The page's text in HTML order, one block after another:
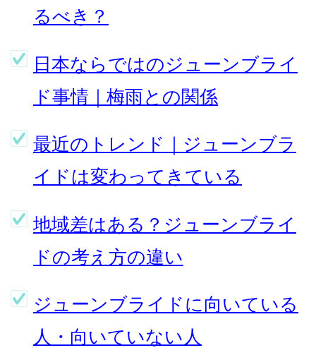
るべき？
日本ならではのジューンブライ
ド事情｜梅雨との関係
最近のトレンド｜ジューンブラ
イドは変わってきている
地域差はある？ジューンブライ
ドの考え方の違い
ジューンブライドに向いている
人・向いていない人